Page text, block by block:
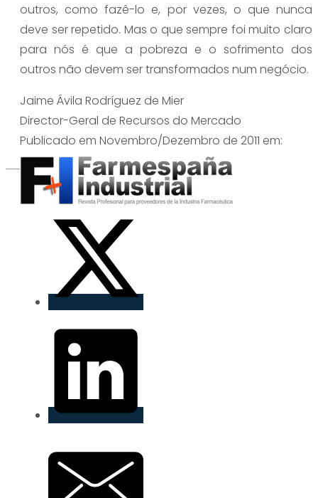
outros, como fazê-lo e, por vezes, o que nunca
deve ser repetido. Mas o que sempre foi muito claro
para nós é que a pobreza e o sofrimento dos
outros não devem ser transformados num negócio.
Jaime Ávila Rodríguez de Mier
Director-Geral de Recursos do Mercado
Publicado em Novembro/Dezembro de 2011 em: